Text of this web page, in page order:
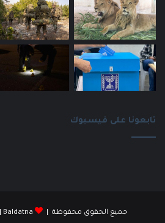
تابعونا على فيسبوك
جميع الحقوق محفوظة | Baldatna